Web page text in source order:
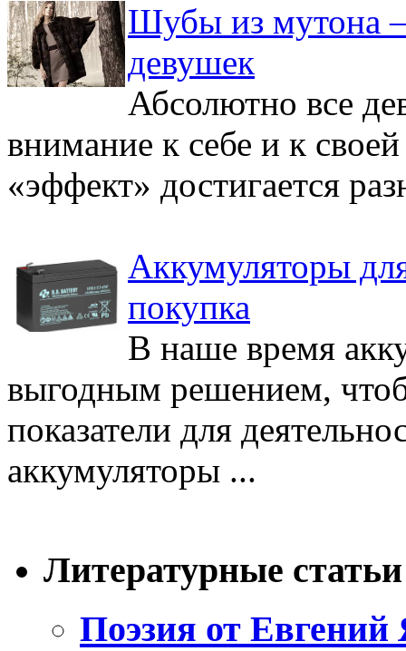
Шубы из мутона
девушек
Абсолютно все
внимание к себе и к
«эффект» достигается
Аккумуляторы
покупка
В наше время
выгодным решением,
показатели для
аккумуляторы ...
Литературные статьи
Поэзия от Евгений